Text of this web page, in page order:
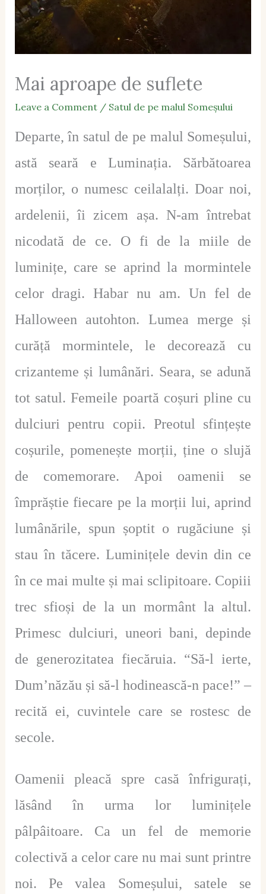
Mai aproape de suflete
Leave a Comment / Satul de pe malul Someșului
Departe, în satul de pe malul Someșului,
astă seară e Luminația. Sărbătoarea
morților, o numesc ceilalalți. Doar noi,
ardelenii, îi zicem așa. N-am întrebat
nicodată de ce. O fi de la miile de
luminițe, care se aprind la mormintele
celor dragi. Habar nu am. Un fel de
Halloween autohton. Lumea merge și
curăță mormintele, le decorează cu
crizanteme și lumânări. Seara, se adună
tot satul. Femeile poartă coșuri pline cu
dulciuri pentru copii. Preotul sfințește
coșurile, pomenește morții, ține o slujă
de comemorare. Apoi oamenii se
împrăștie fiecare pe la morții lui, aprind
lumânările, spun șoptit o rugăciune și
stau în tăcere. Luminițele devin din ce
în ce mai multe și mai sclipitoare. Copiii
trec sfioși de la un mormânt la altul.
Primesc dulciuri, uneori bani, depinde
de generozitatea fiecăruia. “Să-l ierte,
Dum’năzău și să-l hodinească-n pace!” –
recită ei, cuvintele care se rostesc de
secole.
Oamenii pleacă spre casă înfrigurați,
lăsând în urma lor luminițele
pâlpâitoare. Ca un fel de memorie
colectivă a celor care nu mai sunt printre
noi. Pe valea Someșului, satele se